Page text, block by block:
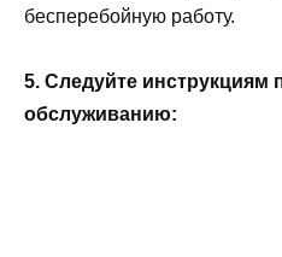
бесперебойную работу.
5. Следуйте инструкциям
обслуживанию: